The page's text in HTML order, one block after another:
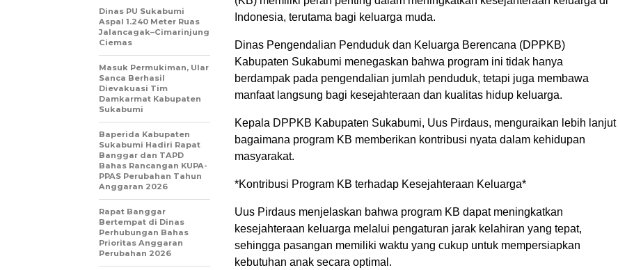
Indonesia, terutama bagi keluarga muda.
Dinas Pengendalian Penduduk dan Keluarga Berencana (DPPKB)
Kabupaten Sukabumi menegaskan bahwa program ini tidak hanya
berdampak pada pengendalian jumlah penduduk, tetapi juga membawa
manfaat langsung bagi kesejahteraan dan kualitas hidup keluarga.
Kepala DPPKB Kabupaten Sukabumi, Uus Pirdaus, menguraikan lebih lanjut
bagaimana program KB memberikan kontribusi nyata dalam kehidupan
masyarakat.
*Kontribusi Program KB terhadap Kesejahteraan Keluarga*
Uus Pirdaus menjelaskan bahwa program KB dapat meningkatkan
kesejahteraan keluarga melalui pengaturan jarak kelahiran yang tepat,
sehingga pasangan memiliki waktu yang cukup untuk mempersiapkan
kebutuhan anak secara optimal.
Dinas PU Sukabumi
Aspal 1.240 Meter Ruas
Jalancagak–Cimarinjung
Ciemas
Masuk Permukiman, Ular
Sanca Berhasil
Dievakuasi Tim
Damkarmat Kabupaten
Sukabumi
Baperida Kabupaten
Sukabumi Hadiri Rapat
Banggar dan TAPD
Bahas Rancangan KUPA-
PPAS Perubahan Tahun
Anggaran 2026
Rapat Banggar
Bertempat di Dinas
Perhubungan Bahas
Prioritas Anggaran
Perubahan 2026